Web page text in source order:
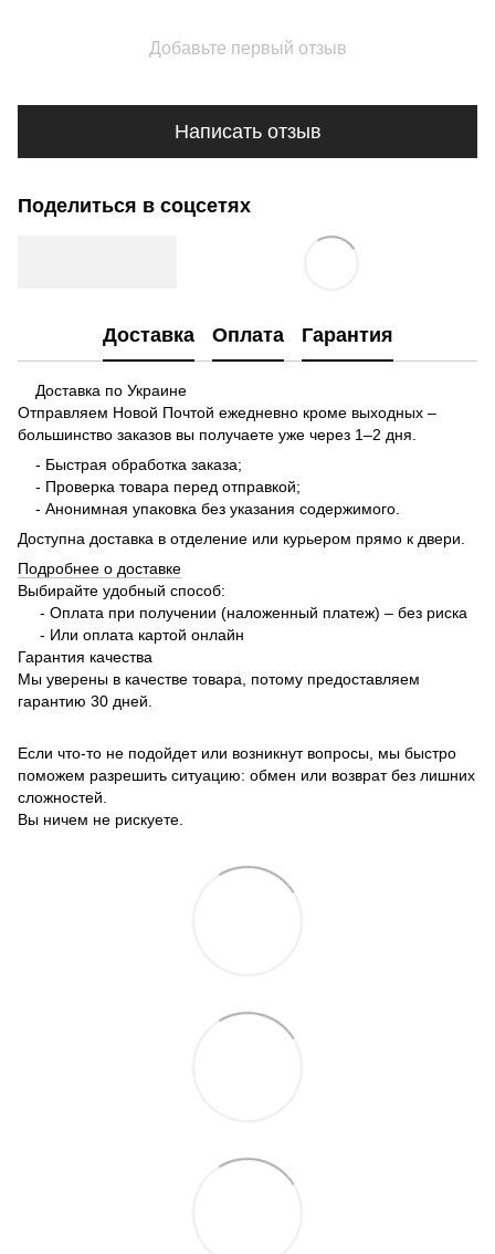
Добавьте первый отзыв
Написать отзыв
Поделиться в соцсетях
Доставка Оплата Гарантия
Доставка по Украине
Отправляем Новой Почтой ежедневно кроме выходных –
большинство заказов вы получаете уже через 1–2 дня.
- Быстрая обработка заказа;
- Проверка товара перед отправкой;
- Анонимная упаковка без указания содержимого.
Доступна доставка в отделение или курьером прямо к двери.
Подробнее о доставке
Выбирайте удобный способ:
- Оплата при получении (наложенный платеж) – без риска
- Или оплата картой онлайн
Гарантия качества
Мы уверены в качестве товара, потому предоставляем
гарантию 30 дней.
Если что-то не подойдет или возникнут вопросы, мы быстро
поможем разрешить ситуацию: обмен или возврат без лишних
сложностей.
Вы ничем не рискуете.